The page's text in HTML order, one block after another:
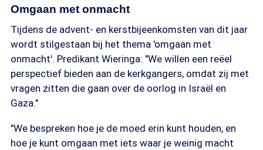
Omgaan met onmacht
Tijdens de advent- en kerstbijeenkomsten van dit jaar
wordt stilgestaan bij het thema 'omgaan met
onmacht'. Predikant Wieringa: "We willen een reëel
perspectief bieden aan de kerkgangers, omdat zij met
vragen zitten die gaan over de oorlog in Israël en
Gaza."
"We bespreken hoe je de moed erin kunt houden, en
hoe je kunt omgaan met iets waar je weinig macht